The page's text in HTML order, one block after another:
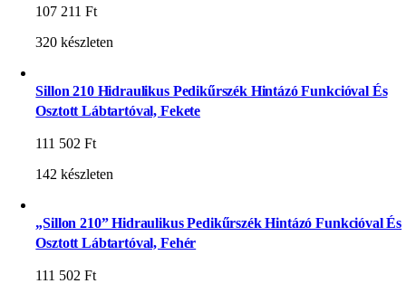
107 211Ft
320 készleten
Sillon 210 Hidraulikus Pedikűrszék Hintázó Funkcióval És
Osztott Lábtartóval, Fekete
111 502Ft
142 készleten
„Sillon 210” Hidraulikus Pedikűrszék Hintázó Funkcióval És
Osztott Lábtartóval, Fehér
111 502Ft